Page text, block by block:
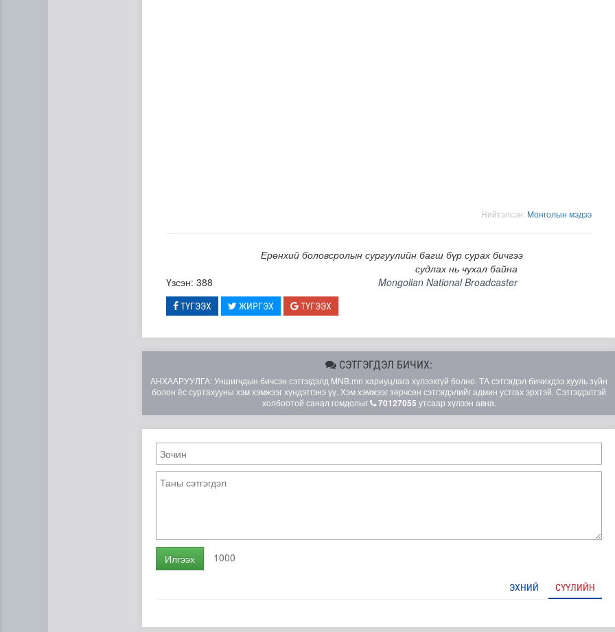
Цэнхэр бүсэд гал түймэр гарсан үед хариу арга хэмжээний дадлага сургуулийг зох..
Нийтэлсэн: Moнголын мэдээ
Ерөнхий боловсролын сургуулийн багш бүр сурах бичгээ
судлах нь чухал байна
Үзсэн: 388
Mongolian National Broadcaster
ТҮГЭЭХ ЖИРГЭХ ТҮГЭЭХ
СЭТГЭГДЭЛ БИЧИХ:
АНХААРУУЛГА: Уншигчдын бичсэн сэтгэгдэлд MNB.mn хариуцлага хүлээхгүй болно. ТА сэтгэгдэл бичихдээ хууль зүйн
болон ёс суртахууны хэм хэмжээг хүндэтгэнэ үү. Хэм хэмжээг зөрчсөн сэтгэгдэлийг админ устгах эрхтэй. Сэтгэгдэлтэй
холбоотой санал гомдолыг
70127055 утсаар хүлээн авна.
Илгээх 1000
ЭХНИЙ СҮҮЛИЙН